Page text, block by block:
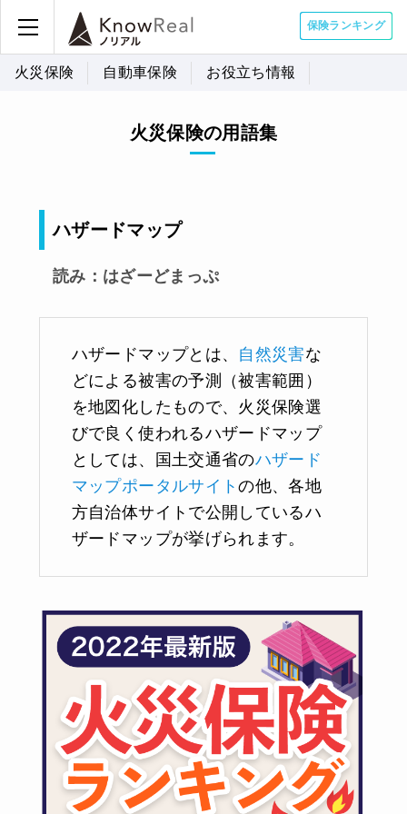
保険ランキング
火災保険 自動車保険 お役立ち情報
火災保険の用語集
ハザードマップ
読み：はざーどまっぷ
ハザードマップとは、 自然災害な
どによる被害の予測（被害範囲）
を地図化したもので、火災保険選
びで良く使われるハザードマップ
としては、国土交通省のハザード
マップポータルサイトの他、各地
方自治体サイトで公開しているハ
ザードマップが挙げられます。